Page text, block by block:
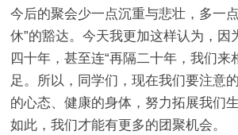
今后的聚会少一点沉重与悲壮，多一
休”的豁达。今天我更加这样认为，因
四十年，甚至连“再隔二十年，我们来
足。所以，同学们，现在我们要注意
的心态、健康的身体，努力拓展我们
如此，我们才能有更多的团聚机会。